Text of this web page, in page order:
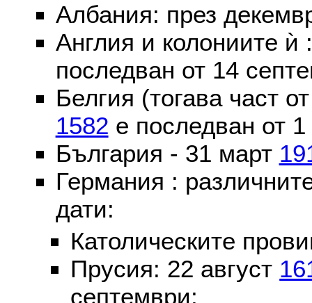
Албания: през
Англия и колониите
последван от 14
Белгия (тогава част
1582 е последван от
България - 31 март
Германия :
дати:
Католическите
Прусия: 22 август
септември;